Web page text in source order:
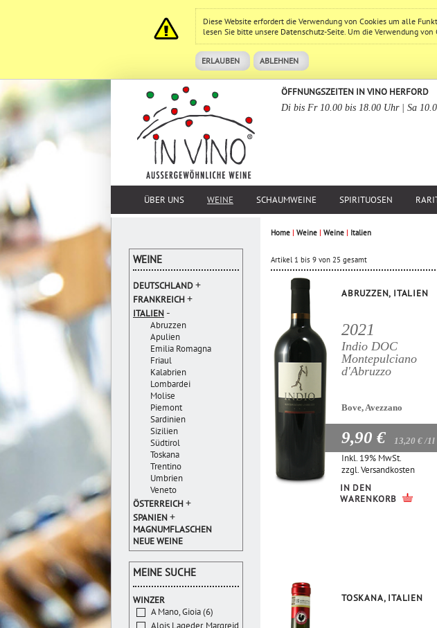
Diese Website erfordert die Verwendung von Cookies um alle
lesen Sie bitte unsere Datenschutz-Seite. Um die Verwendung
ERLAUBEN ABLEHNEN
ÖFFNUNGSZEITEN IN VINO HERFORD
Di bis Fr 10.00 bis 18.00 Uhr | Sa
ÜBER UNS WEINE SCHAUMWEINE SPIRITUOSEN
Home | Weine | Weine | Italien
Artikel 1 bis 9 von 25 gesamt
ABRUZZEN, ITALIEN
2021
Indio DOC
Montepulciano
d'Abruzzo
Bove, Avezzano
9,90 € 13,20 € /1l
Inkl. 19% MwSt.
zzgl.Versandkosten
IN DEN
WARENKORB
TOSKANA, ITALIEN
WEINE
DEUTSCHLAND+
FRANKREICH+
ITALIEN -
Abruzzen
Apulien
Emilia Romagna
Friaul
Kalabrien
Lombardei
Molise
Piemont
Sardinien
Sizilien
Südtirol
Toskana
Trentino
Umbrien
Veneto
ÖSTERREICH+
SPANIEN+
MAGNUMFLASCHEN
NEUE WEINE
MEINE SUCHE
WINZER
A Mano, Gioia (6)
Alois Lageder, Margreid